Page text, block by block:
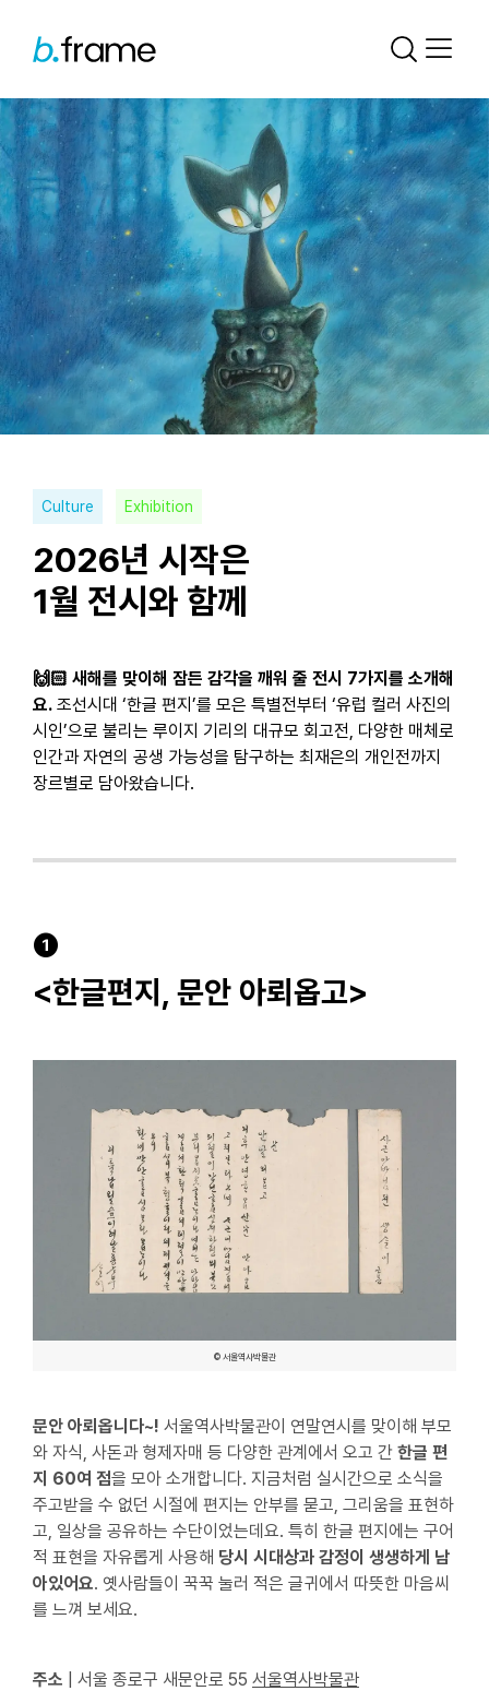
Culture Exhibition
2026년 시작은
1월 전시와 함께
🙌🏻 새해를 맞이해 잠든 감각을 깨워 줄 전시 7가지를 소개해
요. 조선시대 ‘한글 편지’를 모은 특별전부터 ‘유럽 컬러 사진의
시인’으로 불리는 루이지 기리의 대규모 회고전, 다양한 매체로
인간과 자연의 공생 가능성을 탐구하는 최재은의 개인전까지
장르별로 담아왔습니다.
❶
<한글편지, 문안 아뢰옵고>
© 서울역사박물관
문안 아뢰옵니다~! 서울역사박물관이 연말연시를 맞이해 부모
와 자식, 사돈과 형제자매 등 다양한 관계에서 오고 간 한글 편
지 60여 점을 모아 소개합니다. 지금처럼 실시간으로 소식을
주고받을 수 없던 시절에 편지는 안부를 묻고, 그리움을 표현하
고, 일상을 공유하는 수단이었는데요. 특히 한글 편지에는 구어
적 표현을 자유롭게 사용해 당시 시대상과 감정이 생생하게 남
아있어요. 옛사람들이 꾹꾹 눌러 적은 글귀에서 따뜻한 마음씨
를 느껴 보세요.
주소 | 서울 종로구 새문안로 55 서울역사박물관